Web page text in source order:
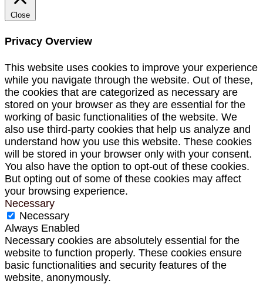
Close
Privacy Overview
This website uses cookies to improve your experience
while you navigate through the website. Out of these,
the cookies that are categorized as necessary are
stored on your browser as they are essential for the
working of basic functionalities of the website. We
also use third-party cookies that help us analyze and
understand how you use this website. These cookies
will be stored in your browser only with your consent.
You also have the option to opt-out of these cookies.
But opting out of some of these cookies may affect
your browsing experience.
Necessary
Necessary
Always Enabled
Necessary cookies are absolutely essential for the
website to function properly. These cookies ensure
basic functionalities and security features of the
website, anonymously.